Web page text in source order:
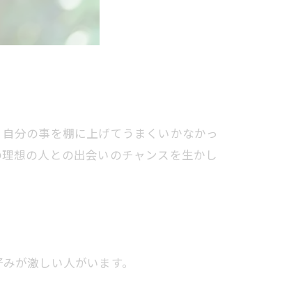
分の事を棚に上げてうまくいかなかっ
想の人との出会いのチャンスを生かし
が激しい人がいます。